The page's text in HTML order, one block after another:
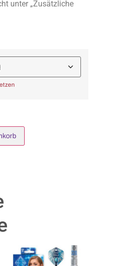
unter „Zusätzliche